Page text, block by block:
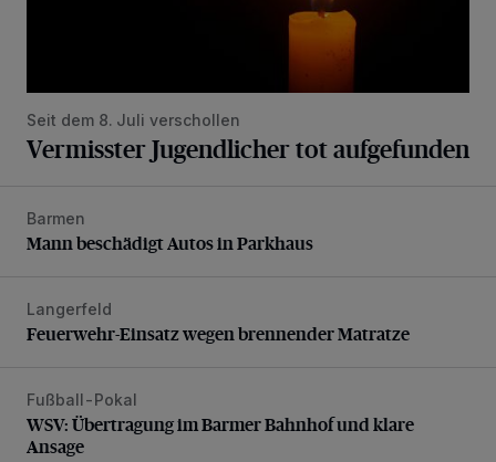
Seit dem 8. Juli verschollen
Vermisster Jugendlicher tot aufgefunden
Mann beschädigt Autos in Parkhaus
Barmen
Mann beschädigt Autos in Parkhaus
Feuerwehr-Einsatz wegen brennender Matratze
Langerfeld
Feuerwehr-Einsatz wegen brennender Matratze
WSV: Übertragung im Barmer Bahnhof und klare Ansage
Fußball-Pokal
WSV: Übertragung im Barmer Bahnhof und klare
Ansage